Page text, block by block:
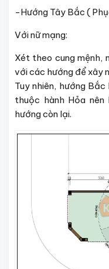
-Hướng Tây Bắc (
Với nữ mạng:
Xét theo cung mệnh,
với các hướng để xây
Tuy nhiên, hướng
thuộc hành Hỏa
hướng còn lại.